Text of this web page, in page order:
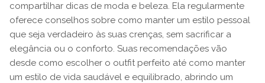
compartilhar dicas de moda e beleza. Ela regularmente
oferece conselhos sobre como manter um estilo pessoal
que seja verdadeiro às suas crenças, sem sacrificar a
elegância ou o conforto. Suas recomendações vão
desde como escolher o outfit perfeito até como manter
um estilo de vida saudável e equilibrado, abrindo um